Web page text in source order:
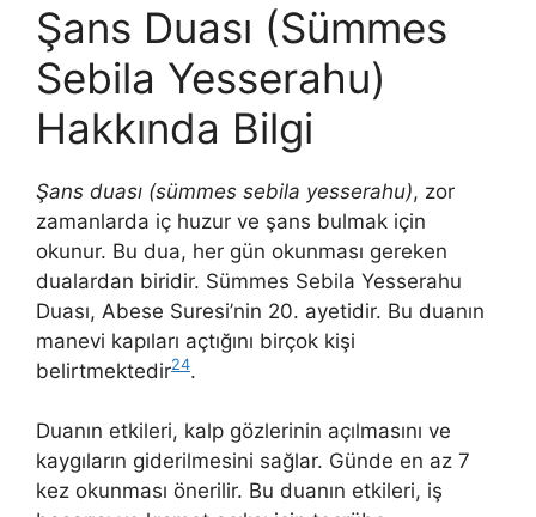
Şans Duası (Sümmes
Sebila Yesserahu)
Hakkında Bilgi
Şans duası (sümmes sebila yesserahu), zor
zamanlarda iç huzur ve şans bulmak için
okunur. Bu dua, her gün okunması gereken
dualardan biridir. Sümmes Sebila Yesserahu
Duası, Abese Suresi’nin 20. ayetidir. Bu duanın
manevi kapıları açtığını birçok kişi
belirtmektedir24.
Duanın etkileri, kalp gözlerinin açılmasını ve
kaygıların giderilmesini sağlar. Günde en az 7
kez okunması önerilir. Bu duanın etkileri, iş